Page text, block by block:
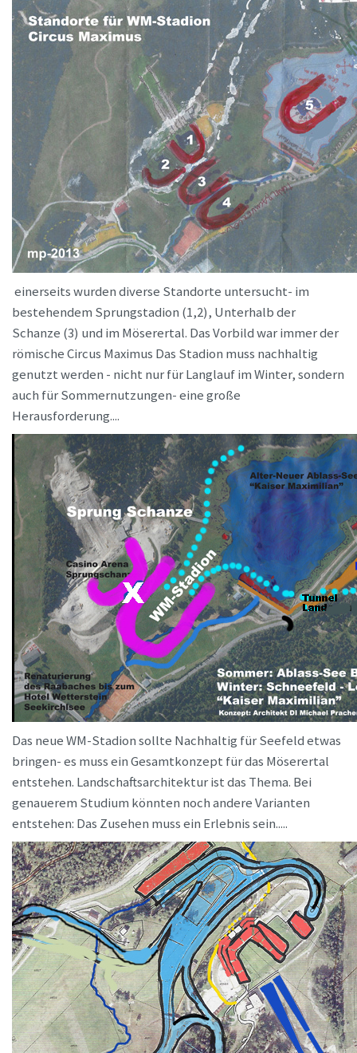
einerseits wurden diverse Standorte untersucht- im
bestehendem Sprungstadion (1,2), Unterhalb der
Schanze (3) und im Möserertal. Das Vorbild war immer der
römische Circus Maximus Das Stadion muss nachhaltig
genutzt werden - nicht nur für Langlauf im Winter, sondern
auch für Sommernutzungen- eine große
Herausforderung....
Das neue WM-Stadion sollte Nachhaltig für Seefeld etwas
bringen- es muss ein Gesamtkonzept für das Möserertal
entstehen. Landschaftsarchitektur ist das Thema. Bei
genauerem Studium könnten noch andere Varianten
entstehen: Das Zusehen muss ein Erlebnis sein.....